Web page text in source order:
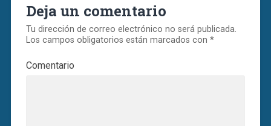
Deja un comentario
Tu dirección de correo electrónico no será publicada.
Los campos obligatorios están marcados con *
Comentario